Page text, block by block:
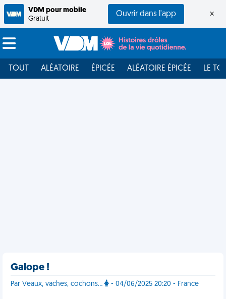
VDM pour mobile
Gratuit
Ouvrir dans l'app ×
TOUT ALÉATOIRE ÉPICÉE ALÉATOIRE ÉPICÉE LE
Galope !
Par Veaux, vaches, cochons... - 04/06/2025 20:20 - France